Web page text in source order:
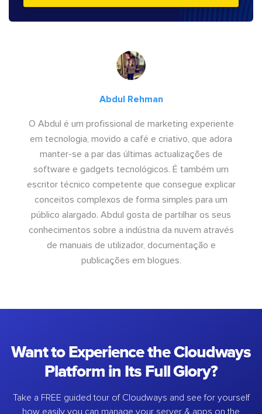
Abdul Rehman
O Abdul é um profissional de marketing experiente
em tecnologia, movido a café e criativo, que adora
manter-se a par das últimas actualizações de
software e gadgets tecnológicos. É também um
escritor técnico competente que consegue explicar
conceitos complexos de forma simples para um
público alargado. Abdul gosta de partilhar os seus
conhecimentos sobre a indústria da nuvem através
de manuais de utilizador, documentação e
publicações em blogues.
Want to Experience the Cloudways
Platform in Its Full Glory?
Take a FREE guided tour of Cloudways and see for yourself
how easily you can manage your server & apps on the